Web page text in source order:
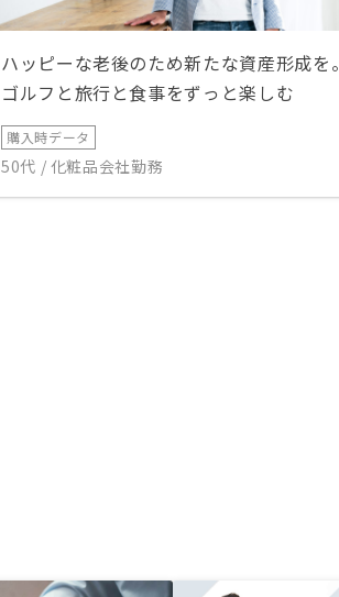
ハッピーな老後のため新たな資産形成を。
ゴルフと旅行と食事をずっと楽しむ
購入時データ
50代 / 化粧品会社勤務